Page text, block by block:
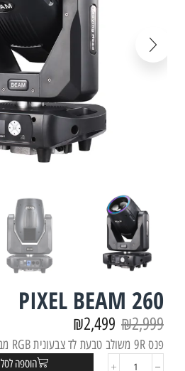
PIXEL BEAM 260
₪2,999
₪2,499
פנס 9R משולב טבעת לד צבעונית RGB מבית SKYLIGHT.
הוספה לסל